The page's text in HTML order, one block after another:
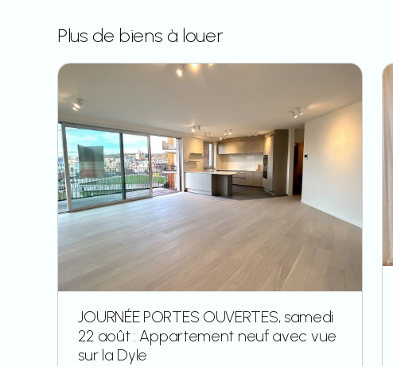
Plus de biens à louer
JOURNÉE PORTES OUVERTES, samedi
22 août : Appartement neuf avec vue
sur la Dyle